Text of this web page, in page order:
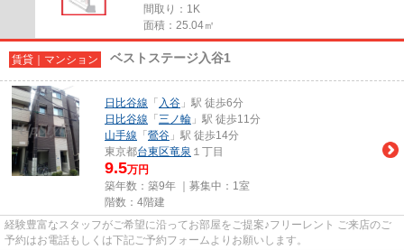
間取り：1K
面積：25.04㎡
賃貸｜マンション ベストステージ入谷1
日比谷線 「 入谷 」駅 徒歩6分
日比谷線 「 三ノ輪 」駅 徒歩11分
山手線 「 鶯谷 」駅 徒歩14分
東京都台東区竜泉 １丁目
9.5万円
築年数：築9年 ｜募集中： 1室
階数：4階建
経験豊富なスタッフがご希望に沿ってお部屋をご提案♪フリーレント ご来店のご
予約はお電話もしくは下記ご予約フォームよりお願いします。